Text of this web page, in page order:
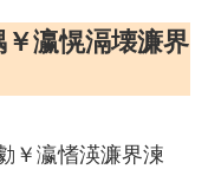
瀛愰滆壊濂界
￥瀛愭渶濂界湅